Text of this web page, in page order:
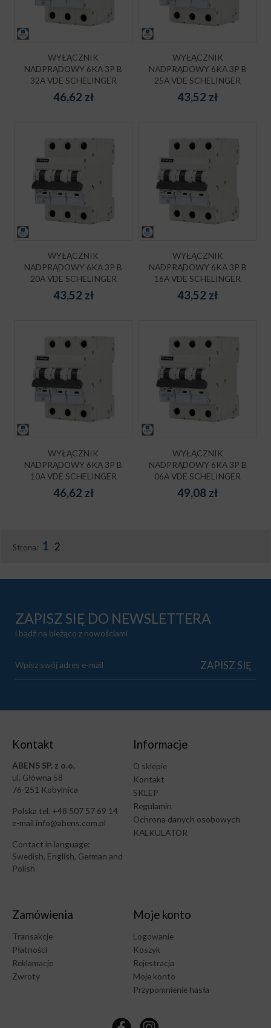
WYŁĄCZNIK
NADPRĄDOWY 6KA 3P B
32A VDE SCHELINGER
46,62 zł
WYŁĄCZNIK
NADPRĄDOWY 6KA 3P B
25A VDE SCHELINGER
43,52 zł
WYŁĄCZNIK
NADPRĄDOWY 6KA 3P B
20A VDE SCHELINGER
43,52 zł
WYŁĄCZNIK
NADPRĄDOWY 6KA 3P B
16A VDE SCHELINGER
43,52 zł
WYŁĄCZNIK
NADPRĄDOWY 6KA 3P B
10A VDE SCHELINGER
46,62 zł
WYŁĄCZNIK
NADPRĄDOWY 6KA 3P B
06A VDE SCHELINGER
49,08 zł
Strona: 1 2
ZAPISZ SIĘ DO NEWSLETTERA
i bądź na bieżąco z nowościami
Kontakt
ABENS SP. z o.o.
ul. Główna 58
76-251 Kobylnica
Polska tel. +48 507 57 69 14
e-mail info@abens.com.pl
Contact in language:
Swedish, English, German and
Polish
Informacje
O sklepie
Kontakt
SKLEP
Regulamin
Ochrona danych osobowych
KALKULATOR
Zamówienia
Transakcje
Płatności
Reklamacje
Zwroty
Moje konto
Logowanie
Koszyk
Rejestracja
Moje konto
Przypomnienie hasła